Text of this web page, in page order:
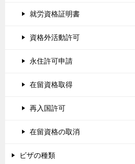
就労資格証明書
資格外活動許可
永住許可申請
在留資格取得
再入国許可
在留資格の取消
ビザの種類